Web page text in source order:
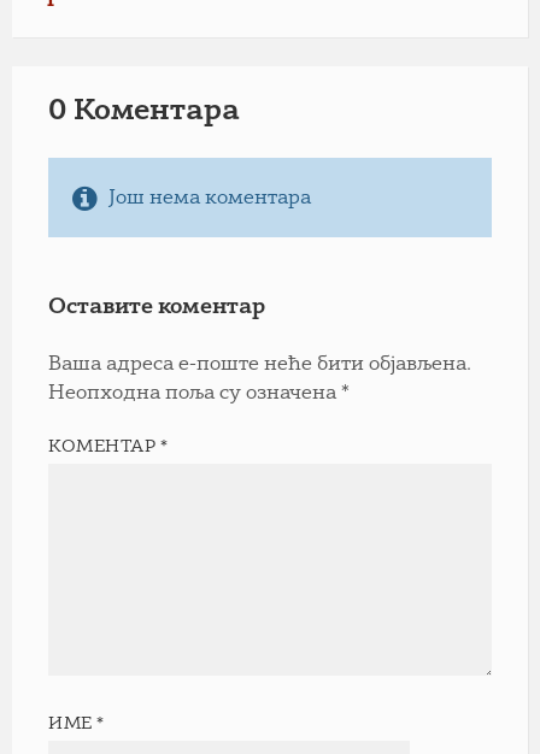
0 Коментарa
Још нема коментара
Оставите коментар
Ваша адреса е-поште неће бити објављена.
Неопходна поља су означена *
КОМЕНТАР*
ИМЕ*